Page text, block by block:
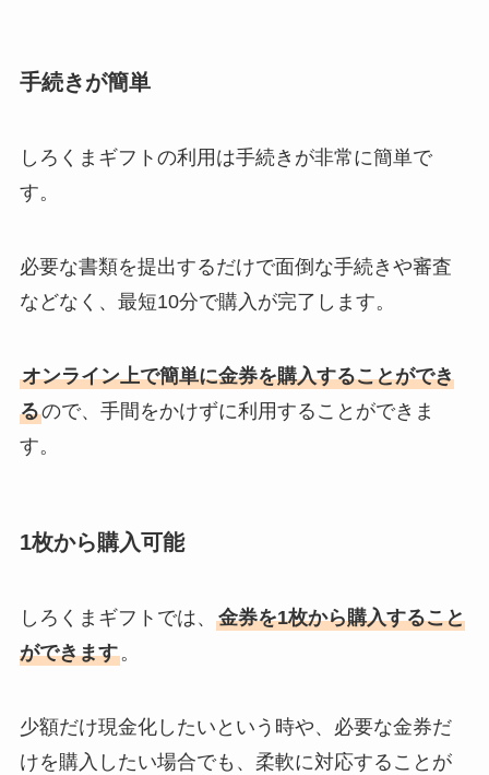
手続きが簡単
しろくまギフトの利用は手続きが非常に簡単で
す。
必要な書類を提出するだけで面倒な手続きや審査
などなく、最短10分で購入が完了します。
オンライン上で簡単に金券を購入することができ
るので、手間をかけずに利用することができま
す。
1枚から購入可能
しろくまギフトでは、 金券を1枚から購入すること
ができます。
少額だけ現金化したいという時や、必要な金券だ
けを購入したい場合でも、柔軟に対応することが